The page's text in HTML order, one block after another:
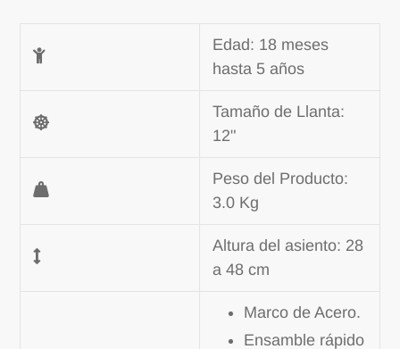
Edad: 18 meses
hasta 5 años
Tamaño de Llanta:
12"
Peso del Producto:
3.0 Kg
Altura del asiento: 28
a 48 cm
Marco de Acero.
Ensamble rápido